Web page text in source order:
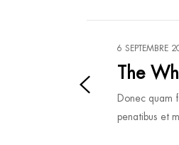
6 SEPTEMBRE
The
Donec quam
penatibus et